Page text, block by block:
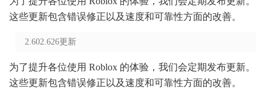
这些更新包含错误修正以及速度和可靠性方面的改善。
2.602.626更新
为了提升各位使用 Roblox 的体验，我们会定期发布更新。
这些更新包含错误修正以及速度和可靠性方面的改善。